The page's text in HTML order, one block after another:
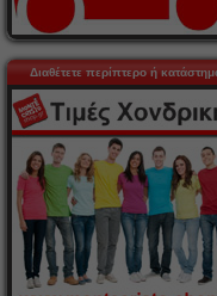
Διαθέτετε περίπτερο ή